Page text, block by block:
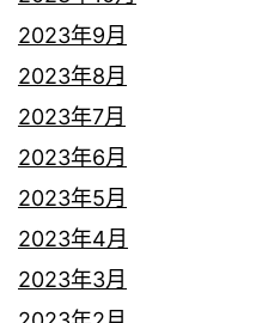
2023年9月
2023年8月
2023年7月
2023年6月
2023年5月
2023年4月
2023年3月